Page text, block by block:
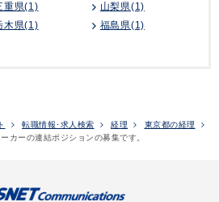
重県(1)
山梨県(1)
木県(1)
福島県(1)
転職情報･求人検索 経理
東京都の経理
カーの連結ポジションの募集です。